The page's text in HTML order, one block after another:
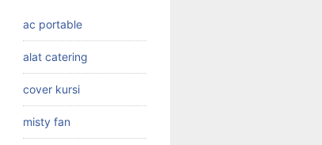
ac portable
alat catering
cover kursi
misty fan